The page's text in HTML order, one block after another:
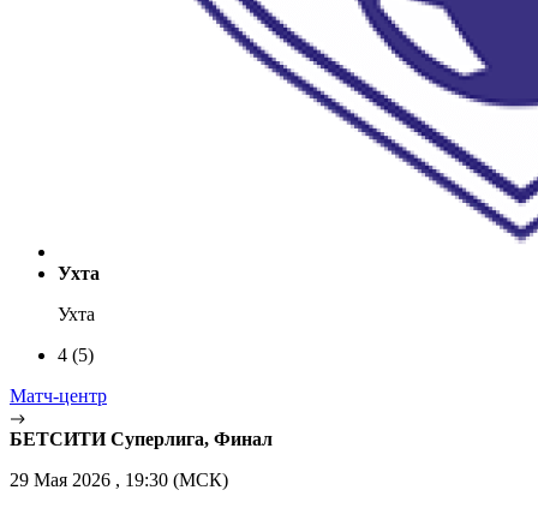
Ухта
Ухта
4 (5)
Матч-центр
БЕТСИТИ Суперлига, Финал
29 Мая 2026 , 19:30 (МСК)